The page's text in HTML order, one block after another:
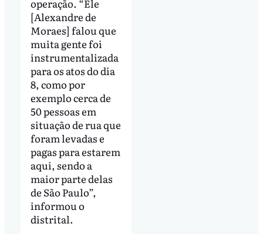
operação. “Ele
[Alexandre de
Moraes] falou que
muita gente foi
instrumentalizada
para os atos do dia
8, como por
exemplo cerca de
50 pessoas em
situação de rua que
foram levadas e
pagas para estarem
aqui, sendo a
maior parte delas
de São Paulo”,
informou o
distrital.